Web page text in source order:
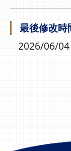
最後修改時
2026/06/04